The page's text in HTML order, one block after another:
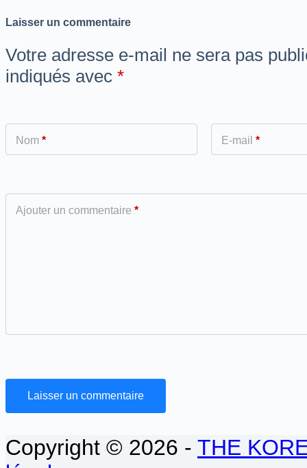
Laisser un commentaire
Votre adresse e-mail ne sera pas
indiqués avec *
Nom * E-mail *
Ajouter un commentaire *
Laisser un commentaire
Copyright © 2026 - THE